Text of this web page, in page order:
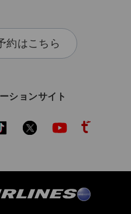
約はこちら
ションサイト